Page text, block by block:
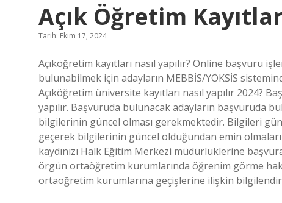
Açık Öğretim
Tarih: Ekim 17, 2024
Açıköğretim kayıtları nasıl yapılır? Online başvuru
bulunabilmek için adayların MEBBİS/YÖKSİS
Açıköğretim üniversite kayıtları nasıl yapılır 2024?
yapılır. Başvuruda bulunacak adayların başvuruda
bilgilerinin güncel olması gerekmektedir. Bilgileri
geçerek bilgilerinin güncel olduğundan emin olmaları
kaydınızı Halk Eğitim Merkezi müdürlüklerine
örgün ortaöğretim kurumlarında öğrenim görme
ortaöğretim kurumlarına geçişlerine ilişkin